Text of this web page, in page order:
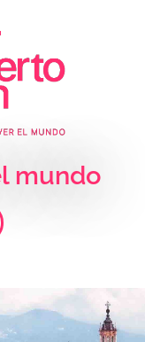
mundo